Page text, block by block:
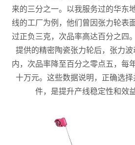
来的三分之一。以我服务过的华东
线的工厂为例，他们曾因张力轮表
过正负三克，次品率高达百分之四
提供的精密陶瓷张力轮后，张力
内，次品率降至百分之零点五，每
十万元。这些数据说明，正确选
件，是提升产线稳定性和效